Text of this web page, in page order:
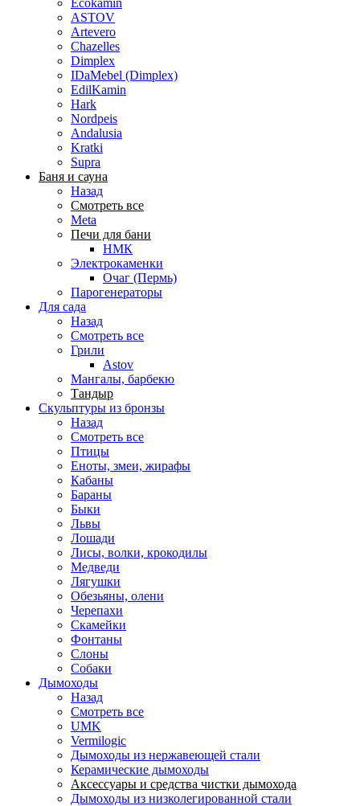
ASTOV
Artevero
Chazelles
Dimplex
IDaMebel (Dimplex)
EdilKamin
Hark
Nordpeis
Andalusia
Kratki
Supra
Баня и сауна
Назад
Смотреть все
Meta
Печи для бани
НМК
Электрокаменки
Очаг (Пермь)
Парогенераторы
Для сада
Назад
Смотреть все
Грили
Astov
Мангалы, барбекю
Тандыр
Скульптуры из бронзы
Назад
Смотреть все
Птицы
Еноты, змеи, жирафы
Кабаны
Бараны
Быки
Львы
Лошади
Лисы, волки, крокодилы
Медведи
Лягушки
Обезьяны, олени
Черепахи
Скамейки
Фонтаны
Слоны
Собаки
Дымоходы
Назад
Смотреть все
UMK
Vermilogic
Дымоходы из нержавеющей стали
Керамические дымоходы
Аксессуары и средства чистки дымохода
Дымоходы из низколегированной стали